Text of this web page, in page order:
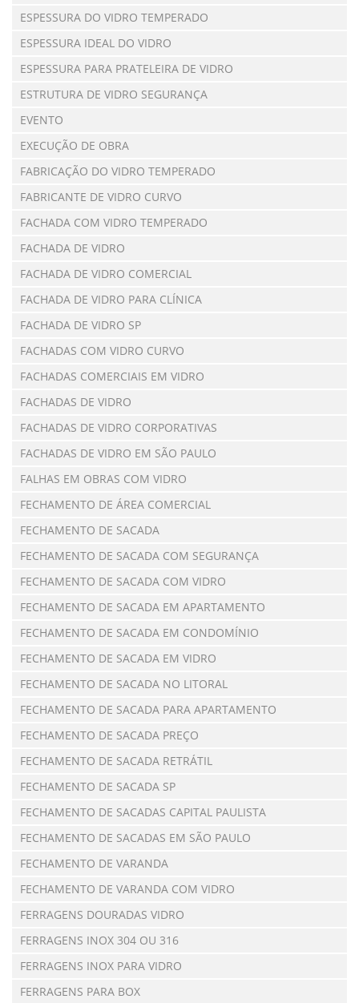
ESPESSURA DO VIDRO TEMPERADO
ESPESSURA IDEAL DO VIDRO
ESPESSURA PARA PRATELEIRA DE VIDRO
ESTRUTURA DE VIDRO SEGURANÇA
EVENTO
EXECUÇÃO DE OBRA
FABRICAÇÃO DO VIDRO TEMPERADO
FABRICANTE DE VIDRO CURVO
FACHADA COM VIDRO TEMPERADO
FACHADA DE VIDRO
FACHADA DE VIDRO COMERCIAL
FACHADA DE VIDRO PARA CLÍNICA
FACHADA DE VIDRO SP
FACHADAS COM VIDRO CURVO
FACHADAS COMERCIAIS EM VIDRO
FACHADAS DE VIDRO
FACHADAS DE VIDRO CORPORATIVAS
FACHADAS DE VIDRO EM SÃO PAULO
FALHAS EM OBRAS COM VIDRO
FECHAMENTO DE ÁREA COMERCIAL
FECHAMENTO DE SACADA
FECHAMENTO DE SACADA COM SEGURANÇA
FECHAMENTO DE SACADA COM VIDRO
FECHAMENTO DE SACADA EM APARTAMENTO
FECHAMENTO DE SACADA EM CONDOMÍNIO
FECHAMENTO DE SACADA EM VIDRO
FECHAMENTO DE SACADA NO LITORAL
FECHAMENTO DE SACADA PARA APARTAMENTO
FECHAMENTO DE SACADA PREÇO
FECHAMENTO DE SACADA RETRÁTIL
FECHAMENTO DE SACADA SP
FECHAMENTO DE SACADAS CAPITAL PAULISTA
FECHAMENTO DE SACADAS EM SÃO PAULO
FECHAMENTO DE VARANDA
FECHAMENTO DE VARANDA COM VIDRO
FERRAGENS DOURADAS VIDRO
FERRAGENS INOX 304 OU 316
FERRAGENS INOX PARA VIDRO
FERRAGENS PARA BOX